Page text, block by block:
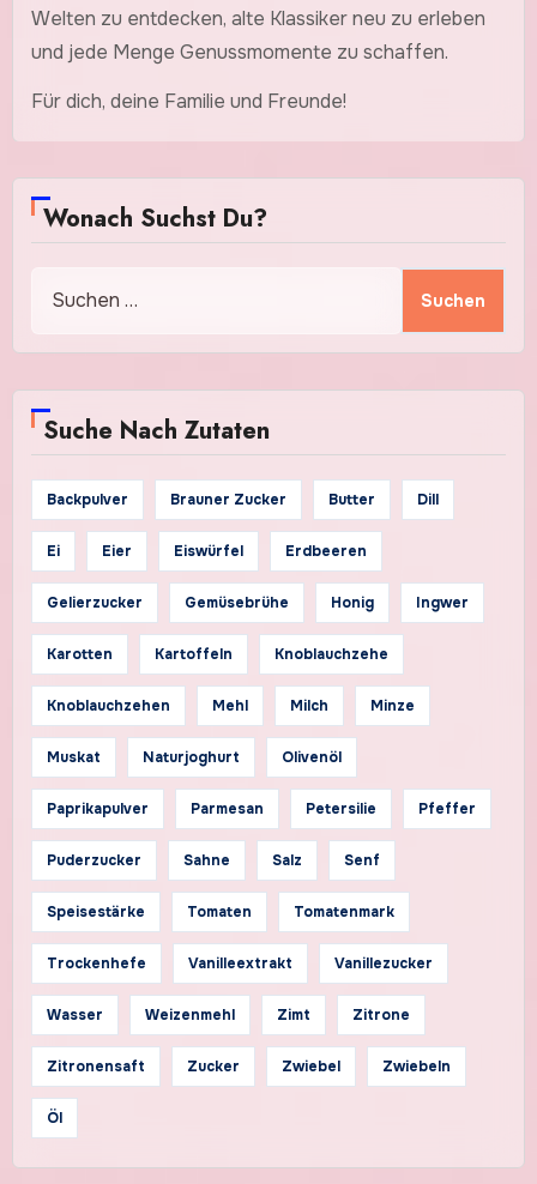
Welten zu entdecken, alte Klassiker neu zu erleben
und jede Menge Genussmomente zu schaffen.
Für dich, deine Familie und Freunde!
Wonach Suchst Du?
Suche Nach Zutaten
Backpulver Brauner Zucker Butter Dill
Ei Eier Eiswürfel Erdbeeren
Gelierzucker Gemüsebrühe Honig Ingwer
Karotten Kartoffeln Knoblauchzehe
Knoblauchzehen Mehl Milch Minze
Muskat Naturjoghurt Olivenöl
Paprikapulver Parmesan Petersilie Pfeffer
Puderzucker Sahne Salz Senf
Speisestärke Tomaten Tomatenmark
Trockenhefe Vanilleextrakt Vanillezucker
Wasser Weizenmehl Zimt Zitrone
Zitronensaft Zucker Zwiebel Zwiebeln
Öl